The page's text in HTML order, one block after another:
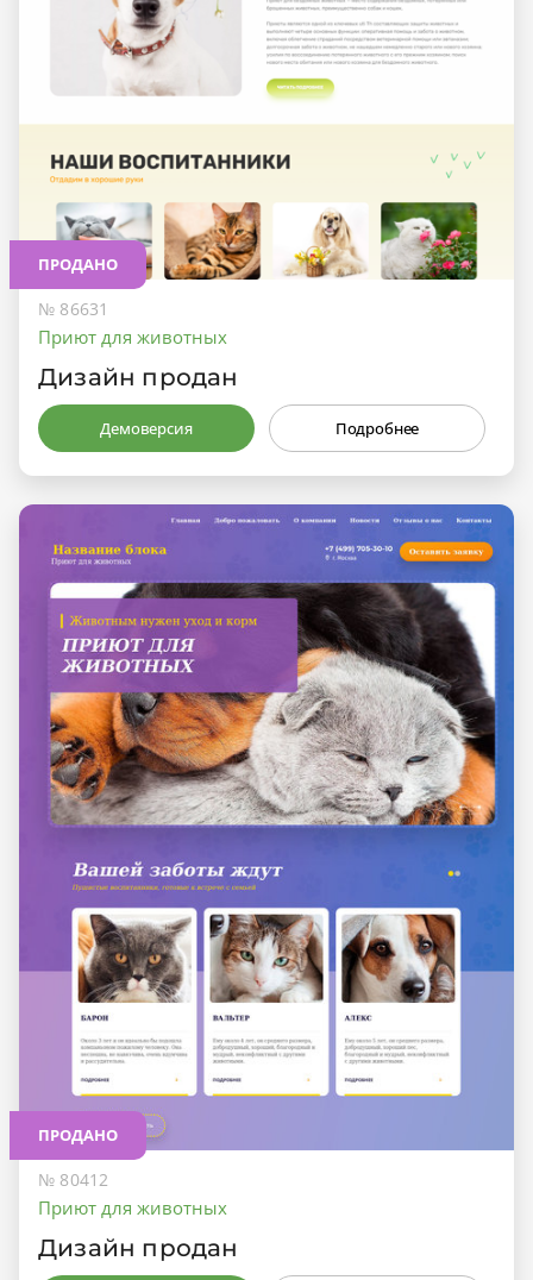
ПРОДАНО
№ 86631
Приют для животных
Дизайн продан
Демоверсия Подробнее
ПРОДАНО
№ 80412
Приют для животных
Дизайн продан